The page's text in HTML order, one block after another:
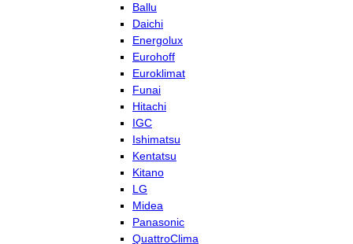
Ballu
Daichi
Energolux
Eurohoff
Euroklimat
Funai
Hitachi
IGC
Ishimatsu
Kentatsu
Kitano
LG
Midea
Panasonic
QuattroClima